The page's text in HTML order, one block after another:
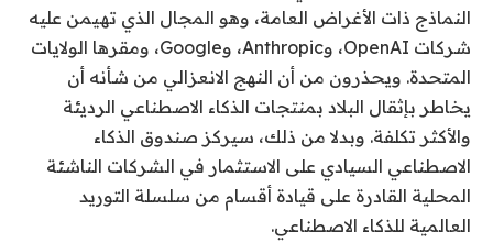
النماذج ذات الأغراض العامة، وهو المجال الذي تهيمن عليه
شركات OpenAI، وAnthropic، وGoogle، ومقرها الولايات
المتحدة. ويحذرون من أن النهج الانعزالي من شأنه أن
يخاطر بإثقال البلاد بمنتجات الذكاء الاصطناعي الرديئة
والأكثر تكلفة. وبدلا من ذلك، سيركز صندوق الذكاء
الاصطناعي السيادي على الاستثمار في الشركات الناشئة
المحلية القادرة على قيادة أقسام من سلسلة التوريد
العالمية للذكاء الاصطناعي.